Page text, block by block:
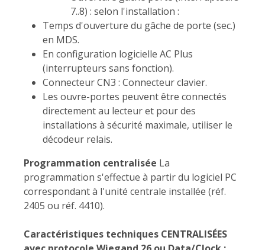
7..8) : selon l'installation :
Temps d'ouverture du gâche de porte (sec.)
en MDS.
En configuration logicielle AC Plus
(interrupteurs sans fonction).
Connecteur CN3 : Connecteur clavier.
Les ouvre-portes peuvent être connectés
directement au lecteur et pour des
installations à sécurité maximale, utiliser le
décodeur relais.
Programmation centralisée La
programmation s'effectue à partir du logiciel PC
correspondant à l'unité centrale installée (réf.
2405 ou réf. 4410).
Caractéristiques techniques CENTRALISÉES